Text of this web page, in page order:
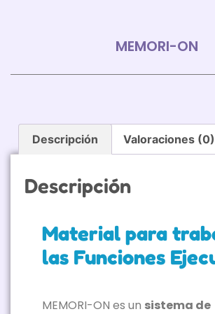
MEMORI-ON
Descripción Valoraciones (0)
Descripción
Material para
las Funciones
MEMORI-ON es un sistema de